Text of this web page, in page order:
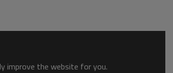
improve the website for you.